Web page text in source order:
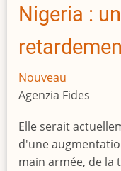
Nigeria :
Nouveau
Agenzia Fides
Elle serait
d'une
main armée, de la